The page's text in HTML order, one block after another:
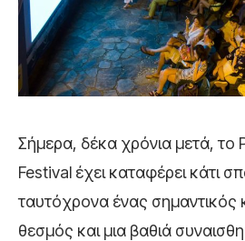
Σήμερα, δέκα χρόνια μετά, το
Festival έχει καταφέρει κάτι
ταυτόχρονα ένας σημαντικός
θεσμός και μια βαθιά